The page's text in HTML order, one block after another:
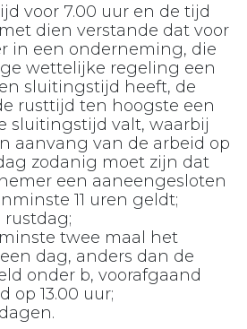
voor 7.00 uur en de tijd
dien verstande dat voor
in een onderneming, die
wettelijke regeling een
sluitingstijd heeft, de
rusttijd ten hoogste een
sluitingstijd valt, waarbij
aanvang van de arbeid op
zodanig moet zijn dat
een aaneengesloten
11 uren geldt;
rustdag;
twee maal het
dag, anders dan de
onder b, voorafgaand
op 13.00 uur;